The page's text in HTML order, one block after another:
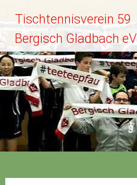
springen
Tischtennisverein 59
Bergisch Gladbach eV